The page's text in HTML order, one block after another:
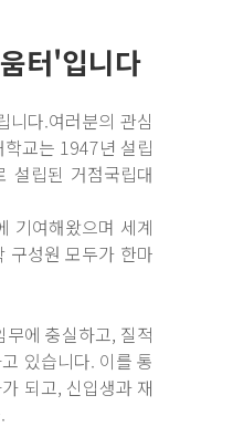
터'입니다
다.여러분의 관심
교는 1947년 설립
설립된 거점국립대
기여해왔으며 세계
구성원 모두가 한마
에 충실하고, 질적
있습니다. 이를 통
되고, 신입생과 재